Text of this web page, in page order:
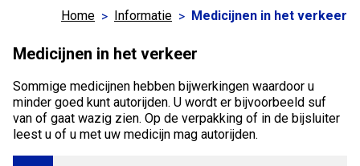
Home Informatie Medicijnen in het verkeer
Medicijnen in het verkeer
Sommige medicijnen hebben bijwerkingen waardoor u
minder goed kunt autorijden. U wordt er bijvoorbeeld suf
van of gaat wazig zien. Op de verpakking of in de bijsluiter
leest u of u met uw medicijn mag autorijden.